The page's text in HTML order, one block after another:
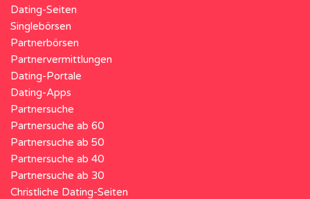
Dating-Seiten
Singlebörsen
Partnerbörsen
Partnervermittlungen
Dating-Portale
Dating-Apps
Partnersuche
Partnersuche ab 60
Partnersuche ab 50
Partnersuche ab 40
Partnersuche ab 30
Christliche Dating-Seiten